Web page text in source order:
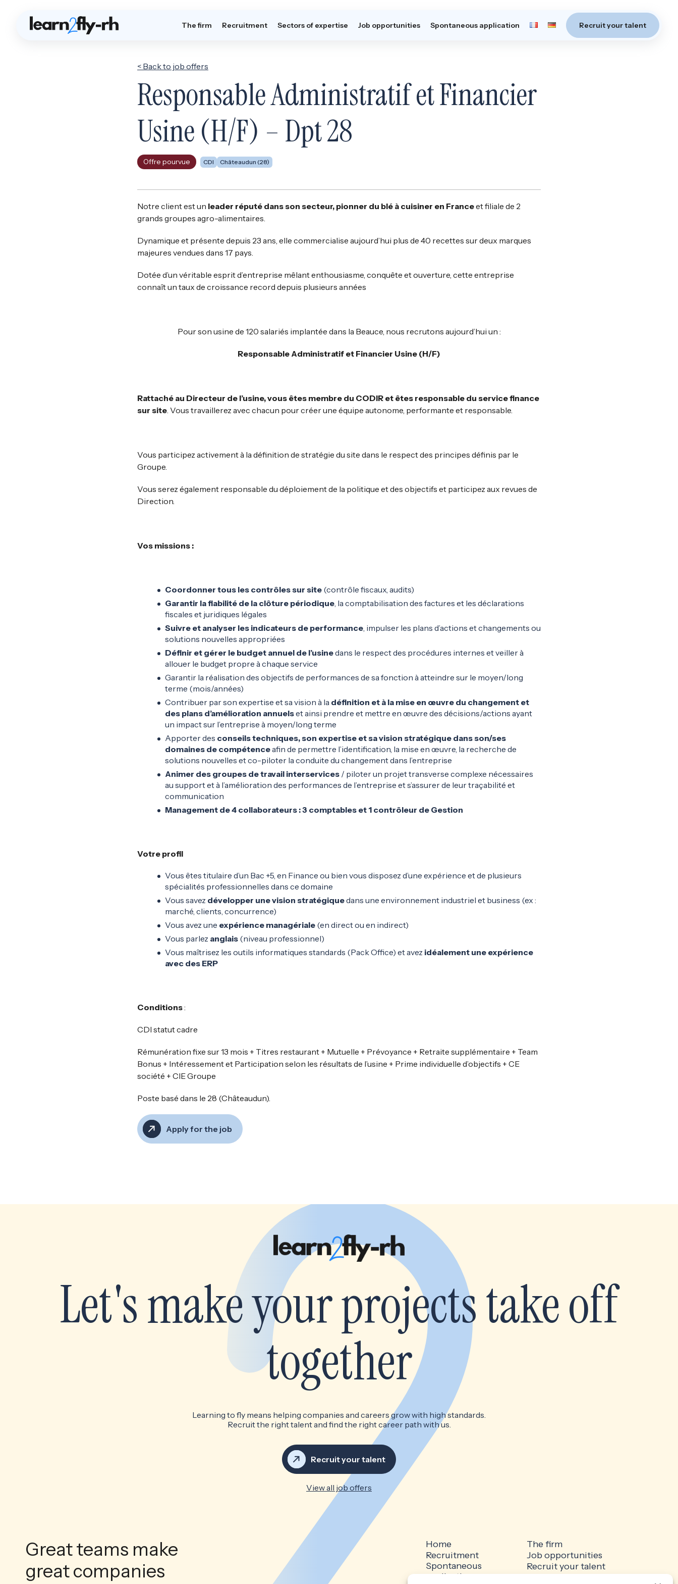
The firm Recruitment Sectors of expertise Job opportunities Spontaneous application Recruit your talent
< Back to job offers
Responsable Administratif et Financier
Usine (H/F) – Dpt 28
Offre pourvue CDI Châteaudun (28)
Notre client est un leader réputé dans son secteur, pionner du blé à cuisiner en Franceet filiale de 2
grands groupes agro-alimentaires.
Dynamique et présente depuis 23 ans, elle commercialise aujourd’hui plus de 40 recettes sur deux marques
majeures vendues dans 17 pays.
Dotée d’un véritable esprit d’entreprise mêlant enthousiasme, conquête et ouverture, cette entreprise
connaît un taux de croissance record depuis plusieurs années
Pour son usine de 120 salariés implantée dans la Beauce, nous recrutons aujourd’hui un :
Responsable Administratif et Financier Usine (H/F)
Rattaché au Directeur de l’usine, vous êtes membre du CODIR et êtes responsable du service finance
sur site. Vous travaillerez avec chacun pour créer une équipe autonome, performante et responsable.
Vous participez activement à la définition de stratégie du site dans le respect des principes définis par le
Groupe.
Vous serez également responsable du déploiement de la politique et des objectifs et participez aux revues de
Direction.
Vos missions :
Coordonner tous les contrôles sur site (contrôle fiscaux, audits)
Garantir la fiabilité de la clôture périodique, la comptabilisation des factures et les déclarations
fiscales et juridiques légales
Suivre et analyser les indicateurs de performance, impulser les plans d’actions et changements ou
solutions nouvelles appropriées
Définir et gérer le budget annuel de l’usinedans le respect des procédures internes et veiller à
allouer le budget propre à chaque service
Garantir la réalisation des objectifs de performances de sa fonction à atteindre sur le moyen/long
terme (mois/années)
Contribuer par son expertise et sa vision à la définition et à la mise en œuvre du changement et
des plans d’amélioration annuelset ainsi prendre et mettre en œuvre des décisions/actions ayant
un impact sur l’entreprise à moyen/long terme
Apporter des conseils techniques, son expertise et sa vision stratégique dans son/ses
domaines de compétenceafin de permettre l’identification, la mise en œuvre, la recherche de
solutions nouvelles et co-piloter la conduite du changement dans l’entreprise
Animer des groupes de travail interservices / piloter un projet transverse complexe nécessaires
au support et à l’amélioration des performances de l’entreprise et s’assurer de leur traçabilité et
communication
Management de 4 collaborateurs : 3 comptables et 1 contrôleur de Gestion
Votre profil
Vous êtes titulaire d’un Bac +5, en Finance ou bien vous disposez d’une expérience et de plusieurs
spécialités professionnelles dans ce domaine
Vous savez développer une vision stratégiquedans une environnement industriel et business (ex :
marché, clients, concurrence)
Vous avez une expérience managériale (en direct ou en indirect)
Vous parlez anglais (niveau professionnel)
Vous maîtrisez les outils informatiques standards (Pack Office) et avez idéalement une expérience
avec des ERP
Conditions:
CDI statut cadre
Rémunération fixe sur 13 mois + Titres restaurant + Mutuelle + Prévoyance + Retraite supplémentaire + Team
Bonus + Intéressement et Participation selon les résultats de l’usine + Prime individuelle d’objectifs + CE
société + CIE Groupe
Poste basé dans le 28 (Châteaudun).
Apply for the job
Let's make your projects take off
together
Learning to fly means helping companies and careers grow with high standards.
Recruit the right talent and find the right career path with us.
Recruit your talent
View all job offers
Great teams make
great companies
Home
The firm
Recruitment
Job opportunities
Spontaneous
application
Recruit your talent